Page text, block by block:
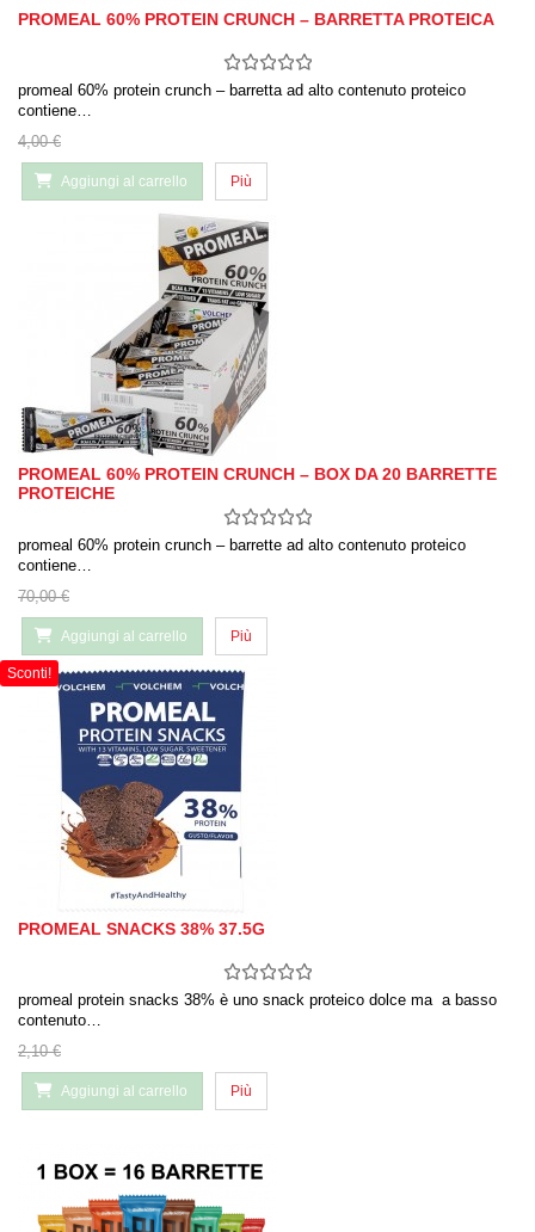
PROMEAL 60% PROTEIN CRUNCH – BARRETTA PROTEICA
promeal 60% protein crunch – barretta ad alto contenuto proteico
contiene…
4,00 €
Aggiungi al carrello Più
PROMEAL 60% PROTEIN CRUNCH – BOX DA 20 BARRETTE
PROTEICHE
promeal 60% protein crunch – barrette ad alto contenuto proteico
contiene…
70,00 €
Aggiungi al carrello Più
Sconti!
PROMEAL SNACKS 38% 37.5G
promeal protein snacks 38% è uno snack proteico dolce ma a basso
contenuto…
2,10 €
Aggiungi al carrello Più